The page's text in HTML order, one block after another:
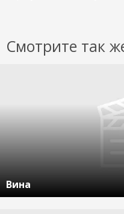
Смотрите так
Вина